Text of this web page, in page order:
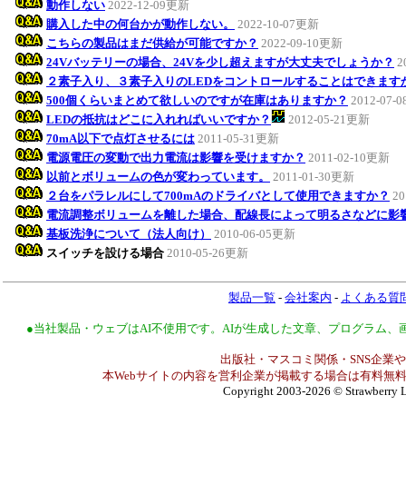
動作しない 2022-12-09更新
購入した中の何台かが動作しない。
2022-10-07更新
こちらの製品はまだ供給が可能ですか？ 2022-09-10更新
24Vバッテリーの場合、24Vを少し超えますが大丈夫でしょうか？
２素子入り、３素子入りのLEDをコントロールすることはできます
500個くらいまとめて欲しいのですが在庫はありますか？ 2012-07-
LEDの抵抗はどこに入れればいいですか？
2012-05-21更新
70mA以下で点灯させるには 2011-05-31更新
電源電圧の変動で出力電流は影響を受けますか？ 2011-02-10更新
以前とボリュームの色が変わっています。
2011-01-30更新
２台をパラレルにして700mAのドライバとして使用できますか？
電流調整ボリュームを離した場合、配線長によって明るさなどに影
基板洗浄について（法人向け）
2010-06-05更新
スイッチを設ける場合 2010-05-26更新
製品一覧 - 会社案内 - よくある質
●当社製品・ウェブはAI不使用です。AIが生成した文章、プログラム
出版社・マスコミ関係・SNS企業
本Webサイトの内容を営利企業が掲載する場合は有料無
Copyright 2003-2026 © Strawberry